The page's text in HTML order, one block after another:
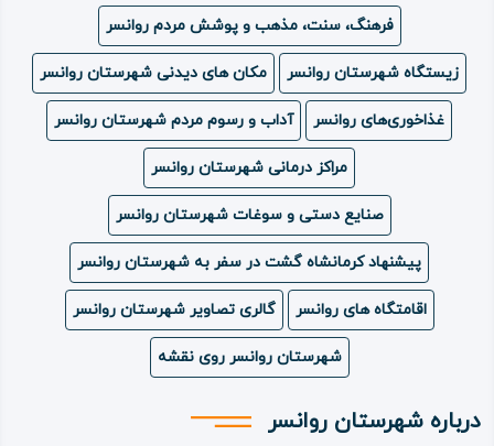
ما
فرهنگ، سنت، مذهب و پوشش مردم روانسر
زیستگاه شهرستان روانسر مکان های دیدنی شهرستان روانسر
غذاخوری‌های روانسر آداب و رسوم مردم شهرستان روانسر
مراکز درمانی شهرستان روانسر
صنایع دستی و سوغات شهرستان روانسر
پیشنهاد کرمانشاه گشت در سفر به شهرستان روانسر
اقامتگاه های روانسر گالری تصاویر شهرستان روانسر
شهرستان روانسر روی نقشه
درباره شهرستان روانسر